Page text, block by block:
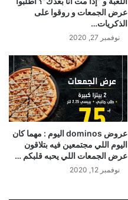
عرض الجمعات و روقوا على
الذكريات…
نوفمبر 27, 2020
عروض dominos اليوم : مهما كان
اليوم اللي مجتمعين فيه بتلاقون
عرض الجمعات اللي يحبه قلبكم …
نوفمبر 12, 2020